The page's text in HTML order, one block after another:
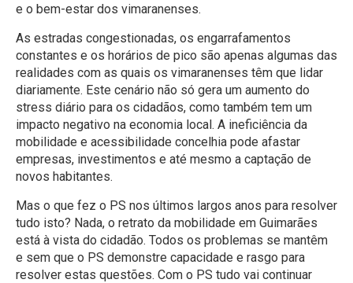
e o bem-estar dos vimaranenses.
As estradas congestionadas, os engarrafamentos
constantes e os horários de pico são apenas algumas das
realidades com as quais os vimaranenses têm que lidar
diariamente. Este cenário não só gera um aumento do
stress diário para os cidadãos, como também tem um
impacto negativo na economia local. A ineficiência da
mobilidade e acessibilidade concelhia pode afastar
empresas, investimentos e até mesmo a captação de
novos habitantes.
Mas o que fez o PS nos últimos largos anos para resolver
tudo isto? Nada, o retrato da mobilidade em Guimarães
está à vista do cidadão. Todos os problemas se mantêm
e sem que o PS demonstre capacidade e rasgo para
resolver estas questões. Com o PS tudo vai continuar